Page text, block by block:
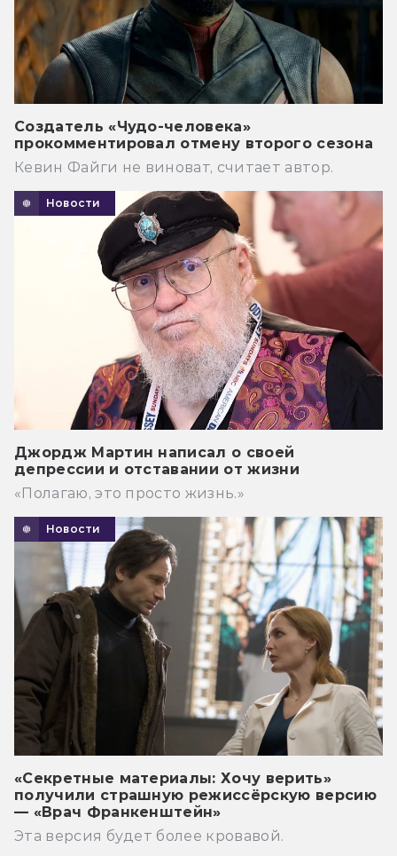
Создатель «Чудо-человека»
прокомментировал отмену второго сезона
Кевин Файги не виноват, считает автор.
Новости
Джордж Мартин написал о своей
депрессии и отставании от жизни
«Полагаю, это просто жизнь.»
Новости
«Секретные материалы: Хочу верить»
получили страшную режиссёрскую версию
— «Врач Франкенштейн»
Эта версия будет более кровавой.